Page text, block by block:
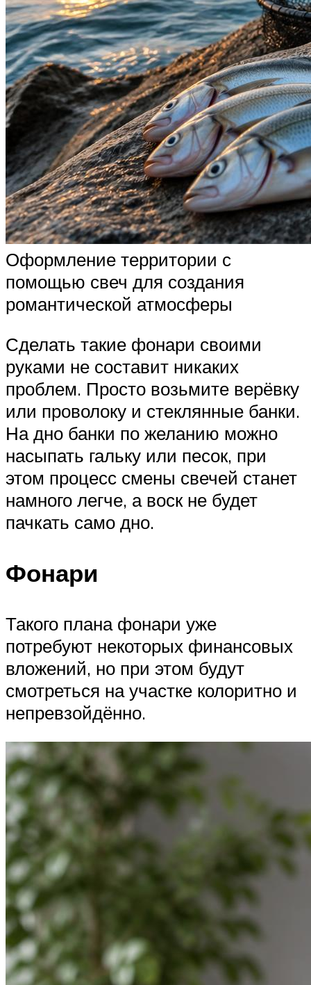
Оформление территории с
помощью свеч для создания
романтической атмосферы
Сделать такие фонари своими
руками не составит никаких
проблем. Просто возьмите верёвку
или проволоку и стеклянные банки.
На дно банки по желанию можно
насыпать гальку или песок, при
этом процесс смены свечей станет
намного легче, а воск не будет
пачкать само дно.
Фонари
Такого плана фонари уже
потребуют некоторых финансовых
вложений, но при этом будут
смотреться на участке колоритно и
непревзойдённо.